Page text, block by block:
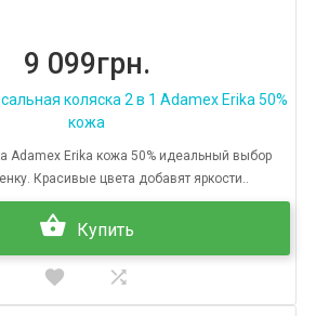
9 099грн.
коляска 2 в 1 Adamex Erika 50%
кожа
Adamex Erika кожа 50% идеальный выбор
Красивые цвета добавят яркости..
Купить